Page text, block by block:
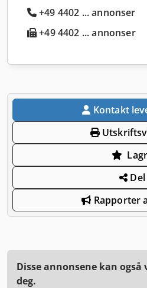
+49 4402 ... annonser
+49 4402 ... annonser
Kontakt
Del
Rapporter
Disse annonsene kan
deg.